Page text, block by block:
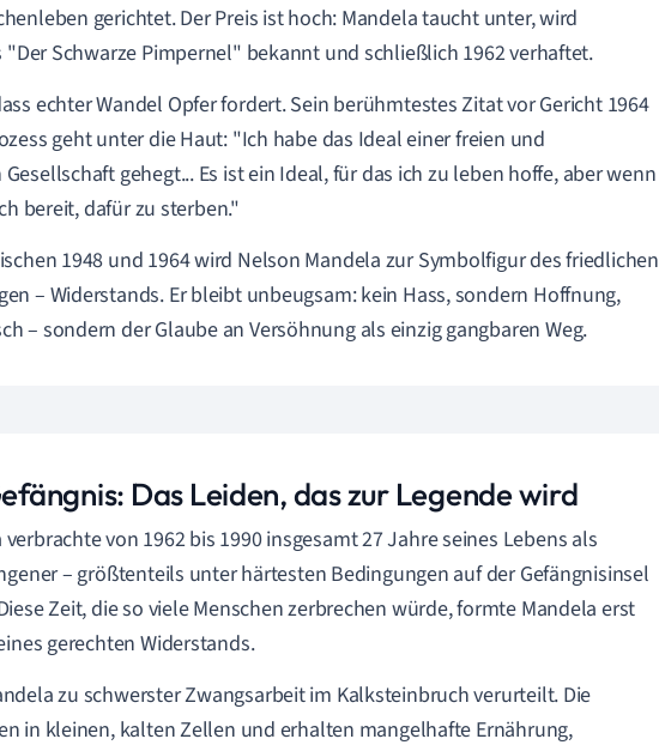
gerichtet. Der Preis ist hoch: Mandela taucht unter, wird
Schwarze Pimpernel" bekannt und schließlich 1962 verhaftet.
echter Wandel Opfer fordert. Sein berühmtestes Zitat vor Gericht 1964
geht unter die Haut: "Ich habe das Ideal einer freien und
gehegt... Es ist ein Ideal, für das ich zu leben hoffe, aber wenn
bereit, dafür zu sterben."
1948 und 1964 wird Nelson Mandela zur Symbolfigur des friedlichen
– Widerstands. Er bleibt unbeugsam: kein Hass, sondern Hoffnung,
– sondern der Glaube an Versöhnung als einzig gangbaren Weg.
Das Leiden, das zur Legende wird
von 1962 bis 1990 insgesamt 27 Jahre seines Lebens als
– größtenteils unter härtesten Bedingungen auf der Gefängnisinsel
Zeit, die so viele Menschen zerbrechen würde, formte Mandela erst
gerechten Widerstands.
zu schwerster Zwangsarbeit im Kalksteinbruch verurteilt. Die
in kleinen, kalten Zellen und erhalten mangelhafte Ernährung,